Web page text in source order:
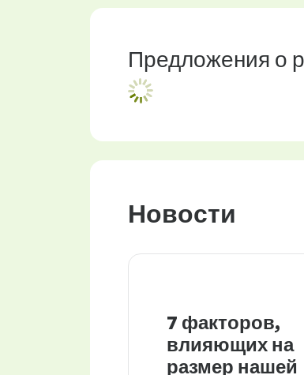
Предложения о
Новости
7 факторов,
влияющих на
размер нашей